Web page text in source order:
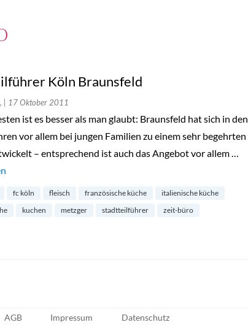
Köln Braunsfeld
| 17 Oktober 2011
ist es besser als man glaubt: Braunsfeld hat sich in den
vor allem bei jungen Familien zu einem sehr begehrten
– entsprechend ist auch das Angebot vor allem …
Köln Braunsfeld“
fc köln fleisch französische küche
italienische küche
kuchen metzger stadtteilführer zeit-büro
AGB Impressum Datenschutz